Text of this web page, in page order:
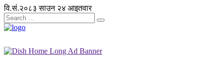
वि.सं.२०८३ साउन २४ आइतवार